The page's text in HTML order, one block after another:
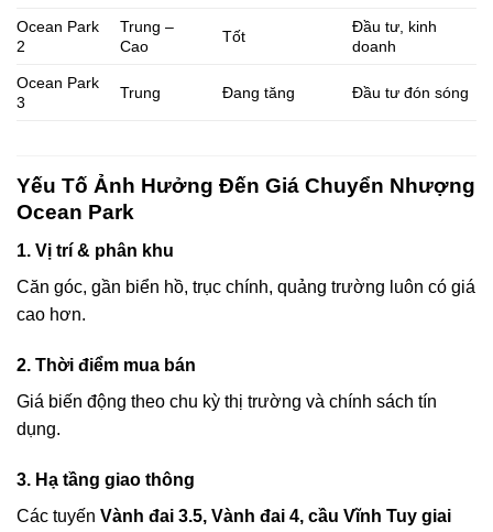
Ocean Park
2
Trung –
Cao
Tốt
Đầu tư, kinh
doanh
Ocean Park
3
Trung Đang tăng Đầu tư đón sóng
Yếu Tố Ảnh Hưởng Đến Giá Chuyển Nhượng
Ocean Park
1. Vị trí & phân khu
Căn góc, gần biển hồ, trục chính, quảng trường luôn có giá
cao hơn.
2. Thời điểm mua bán
Giá biến động theo chu kỳ thị trường và chính sách tín
dụng.
3. Hạ tầng giao thông
Các tuyến Vành đai 3.5, Vành đai 4, cầu Vĩnh Tuy giai